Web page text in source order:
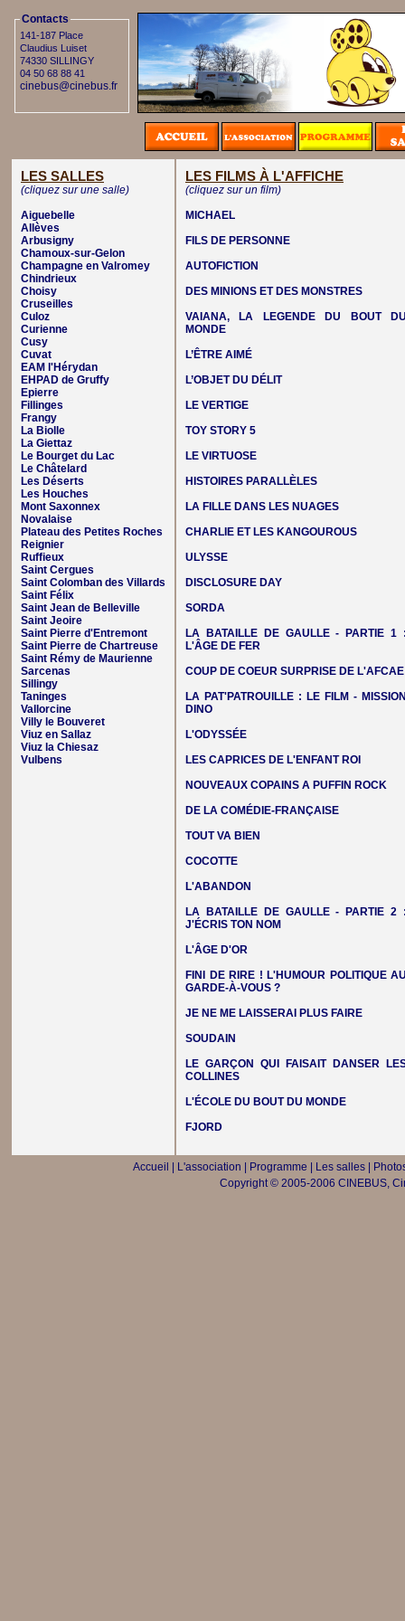
Contacts
141-187 Place
Claudius Luiset
74330 SILLINGY
04 50 68 88 41
cinebus@cinebus.fr
LES SALLES
(cliquez sur une salle)
Aiguebelle
Allèves
Arbusigny
Chamoux-sur-Gelon
Champagne en Valromey
Chindrieux
Choisy
Cruseilles
Culoz
Curienne
Cusy
Cuvat
EAM l'Hérydan
EHPAD de Gruffy
Epierre
Fillinges
Frangy
La Biolle
La Giettaz
Le Bourget du Lac
Le Châtelard
Les Déserts
Les Houches
Mont Saxonnex
Novalaise
Plateau des Petites Roches
Reignier
Ruffieux
Saint Cergues
Saint Colomban des Villards
Saint Félix
Saint Jean de Belleville
Saint Jeoire
Saint Pierre d'Entremont
Saint Pierre de Chartreuse
Saint Rémy de Maurienne
Sarcenas
Sillingy
Taninges
Vallorcine
Villy le Bouveret
Viuz en Sallaz
Viuz la Chiesaz
Vulbens
LES FILMS À L'AFFICHE
(cliquez sur un film)
MICHAEL
FILS DE PERSONNE
AUTOFICTION
DES MINIONS ET DES MONSTRES
VAIANA, LA LEGENDE DU BOUT
MONDE
L’ÊTRE AIMÉ
L’OBJET DU DÉLIT
LE VERTIGE
TOY STORY 5
LE VIRTUOSE
HISTOIRES PARALLÈLES
LA FILLE DANS LES NUAGES
CHARLIE ET LES KANGOUROUS
ULYSSE
DISCLOSURE DAY
SORDA
LA BATAILLE DE GAULLE - PARTIE 1
L'ÂGE DE FER
COUP DE COEUR SURPRISE DE L'AFCAE
LA PAT'PATROUILLE : LE FILM -
DINO
L'ODYSSÉE
LES CAPRICES DE L'ENFANT ROI
NOUVEAUX COPAINS A PUFFIN ROCK
DE LA COMÉDIE-FRANÇAISE
TOUT VA BIEN
COCOTTE
L'ABANDON
LA BATAILLE DE GAULLE - PARTIE 2
J'ÉCRIS TON NOM
L'ÂGE D'OR
FINI DE RIRE ! L'HUMOUR POLITIQUE
GARDE-À-VOUS ?
JE NE ME LAISSERAI PLUS FAIRE
SOUDAIN
LE GARÇON QUI FAISAIT DANSER
COLLINES
L'ÉCOLE DU BOUT DU MONDE
FJORD
Accueil L'association Programme Les salles|
Copyright © 2005-2006 CINEBUS,